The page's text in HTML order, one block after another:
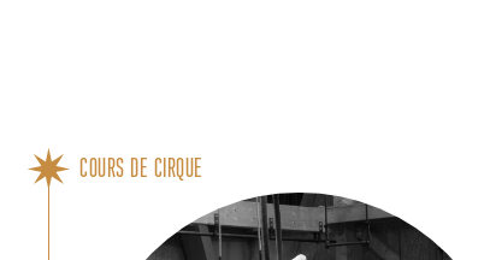
COURS DE CIRQUE